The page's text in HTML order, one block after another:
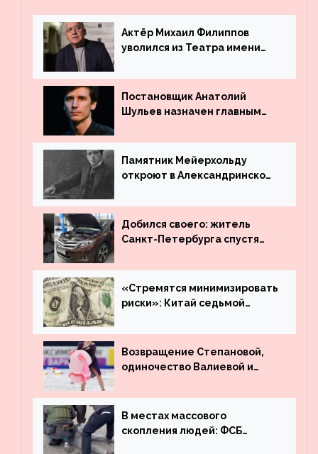
Актёр Михаил Филиппов
уволился из Театра имени
Постановщик Анатолий
Шульев назначен главным
Вахтангова
Памятник Мейерхольду
откроют в Александринском
Добился своего: житель
Санкт-Петербурга спустя
угнанную в Казахстан
машину
«Стремятся минимизировать
риски»: Китай седьмой
деньги из американского
госдолга
Возвращение Степановой,
одиночество Валиевой и
что обсуждают в мире
фигурного катания
В местах массового
скопления людей: ФСБ